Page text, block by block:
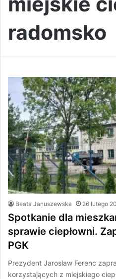
radomsko
Beata Januszewska 26 lutego
Spotkanie dla
sprawie ciepłowni.
PGK
Prezydent Jarosław Ferenc
korzystających z miejskiego